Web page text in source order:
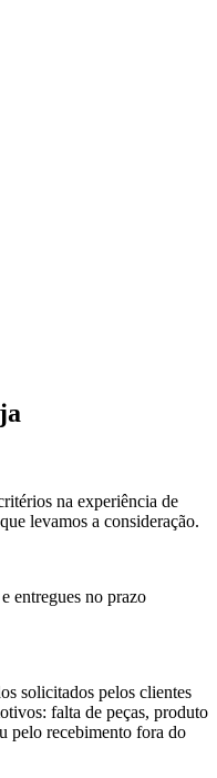
na experiência de
levamos a consideração.
entregues no prazo
solicitados pelos clientes
falta de peças, produto
pelo recebimento fora do